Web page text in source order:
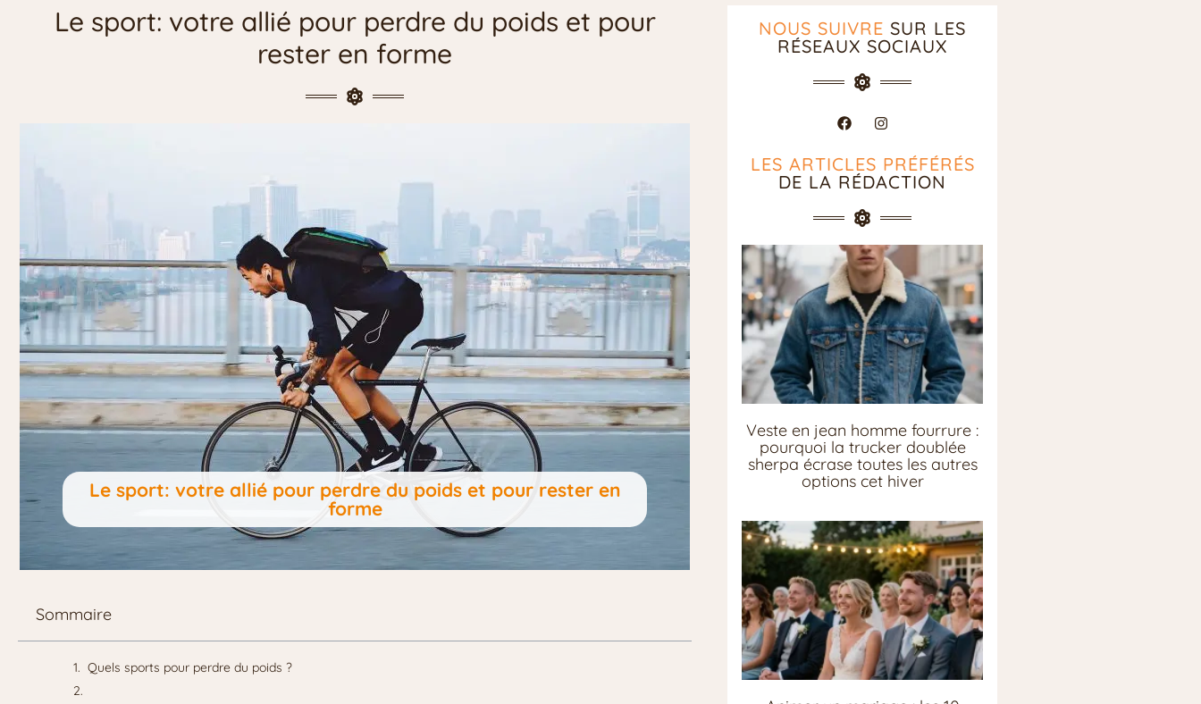
Le sport: votre allié pour perdre du poids et pour
rester en forme
Le sport: votre allié pour perdre du poids et pour rester en
forme
Sommaire
Quels sports pour perdre du poids ?
NOUS SUIVRE SUR LES
RÉSEAUX SOCIAUX
LES ARTICLES PRÉFÉRÉS
DE LA RÉDACTION
Veste en jean homme fourrure :
pourquoi la trucker doublée
sherpa écrase toutes les autres
options cet hiver